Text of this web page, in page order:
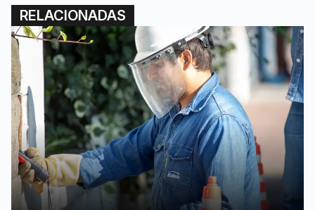
RELACIONADAS